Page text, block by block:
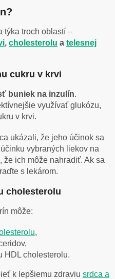
týka troch oblastí –
, cholesterolu a telesnej
cukru v krvi
buniek na inzulín.
využívať glukózu,
v krvi.
ukázali, že jeho účinok sa
vybraných liekov na
že ich môže nahradiť. Ak sa
s lekárom.
cholesterolu
môže:
,
HDL cholesterolu.
k lepšiemu zdraviu srdca a